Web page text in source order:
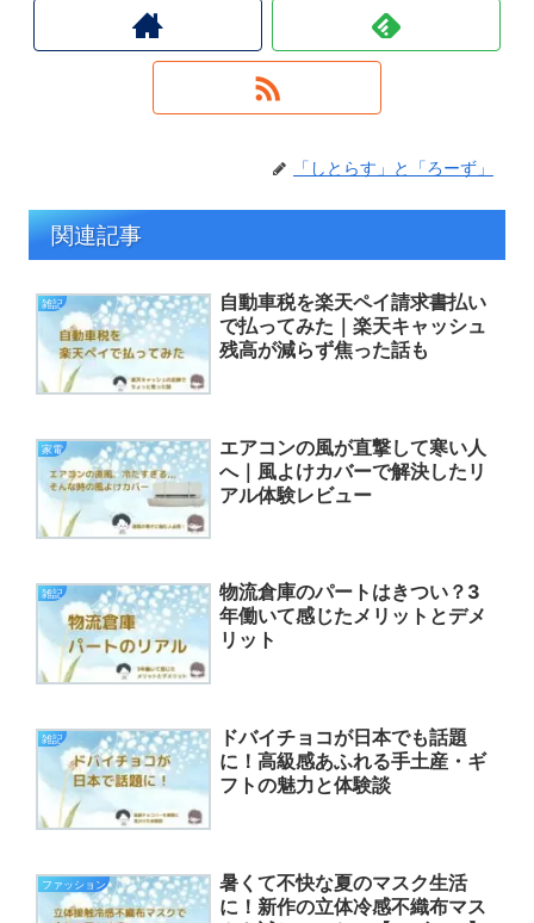
「しとらす」と「ろーず」
関連記事
雑記
自動車税を楽天ペイ請求書払い
で払ってみた｜楽天キャッシュ
残高が減らず焦った話も
家電
エアコンの風が直撃して寒い人
へ｜風よけカバーで解決したリ
アル体験レビュー
雑記
物流倉庫のパートはきつい？3
年働いて感じたメリットとデメ
リット
雑記
ドバイチョコが日本でも話題
に！高級感あふれる手土産・ギ
フトの魅力と体験談
ファッション
暑くて不快な夏のマスク生活
に！新作の立体冷感不織布マス